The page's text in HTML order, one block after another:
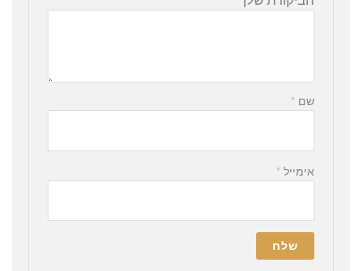
שם*
אימייל*